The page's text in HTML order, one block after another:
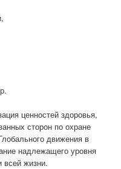
ценностей здоровья,
сторон по охране
движения в
надлежащего уровня
всей жизни.